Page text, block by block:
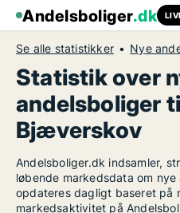
Andelsboliger.dk
Se alle statistikker Nye
Statistik over
andelsboliger
Bjæverskov
Andelsboliger.dk indsamler,
løbende markedsdata om
opdateres dagligt baseret på
markedsaktivitet på